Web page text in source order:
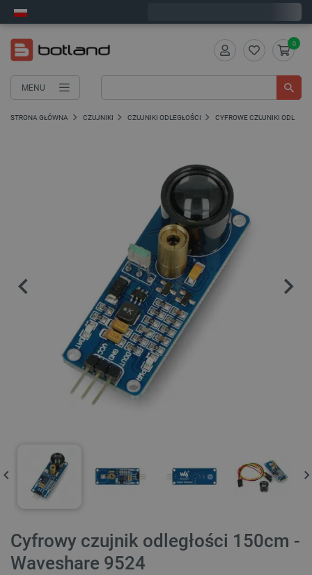
MENU
0
STRONA GŁÓWNA CZUJNIKI CZUJNIKI ODLEGŁOŚCI CYFROWE CZUJNIKI
Cyfrowy czujnik odległości 150cm -
Waveshare 9524